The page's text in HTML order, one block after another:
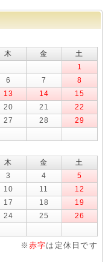
木 金
土
1
6 7
8
13 14
15
20 21
22
27 28
29
木 金
土
3 4
5
10 11
12
17 18
19
24 25
26
※ 赤字は定休日です